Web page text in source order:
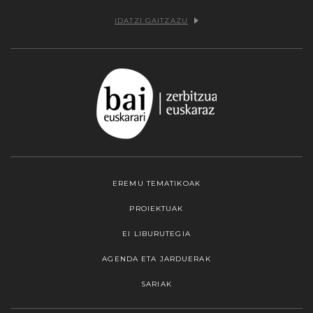
IDATZI GAITZAZU
EREMU TEMATIKOAK
PROIEKTUAK
EI LIBURUTEGIA
AGENDA ETA JARDUERAK
SARIAK